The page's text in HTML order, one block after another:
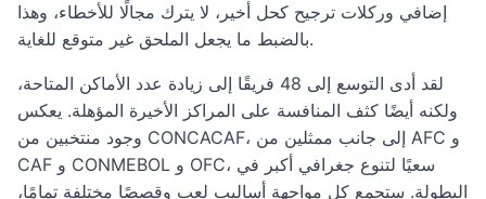
إضافي وركلات ترجيح كحل أخير، لا يترك مجالًا للأخطاء، وهذا
بالضبط ما يجعل الملحق غير متوقع للغاية.
لقد أدى التوسع إلى 48 فريقًا إلى زيادة عدد الأماكن المتاحة،
ولكنه أيضًا كثف المنافسة على المراكز الأخيرة المؤهلة. يعكس
وجود منتخبين من CONCACAF، إلى جانب ممثلين من AFC و
CAF و CONMEBOL و OFC، سعيًا لتنوع جغرافي أكبر في
البطولة. ستجمع كل مواجهة أساليب لعب وقصصًا مختلفة تمامًا،